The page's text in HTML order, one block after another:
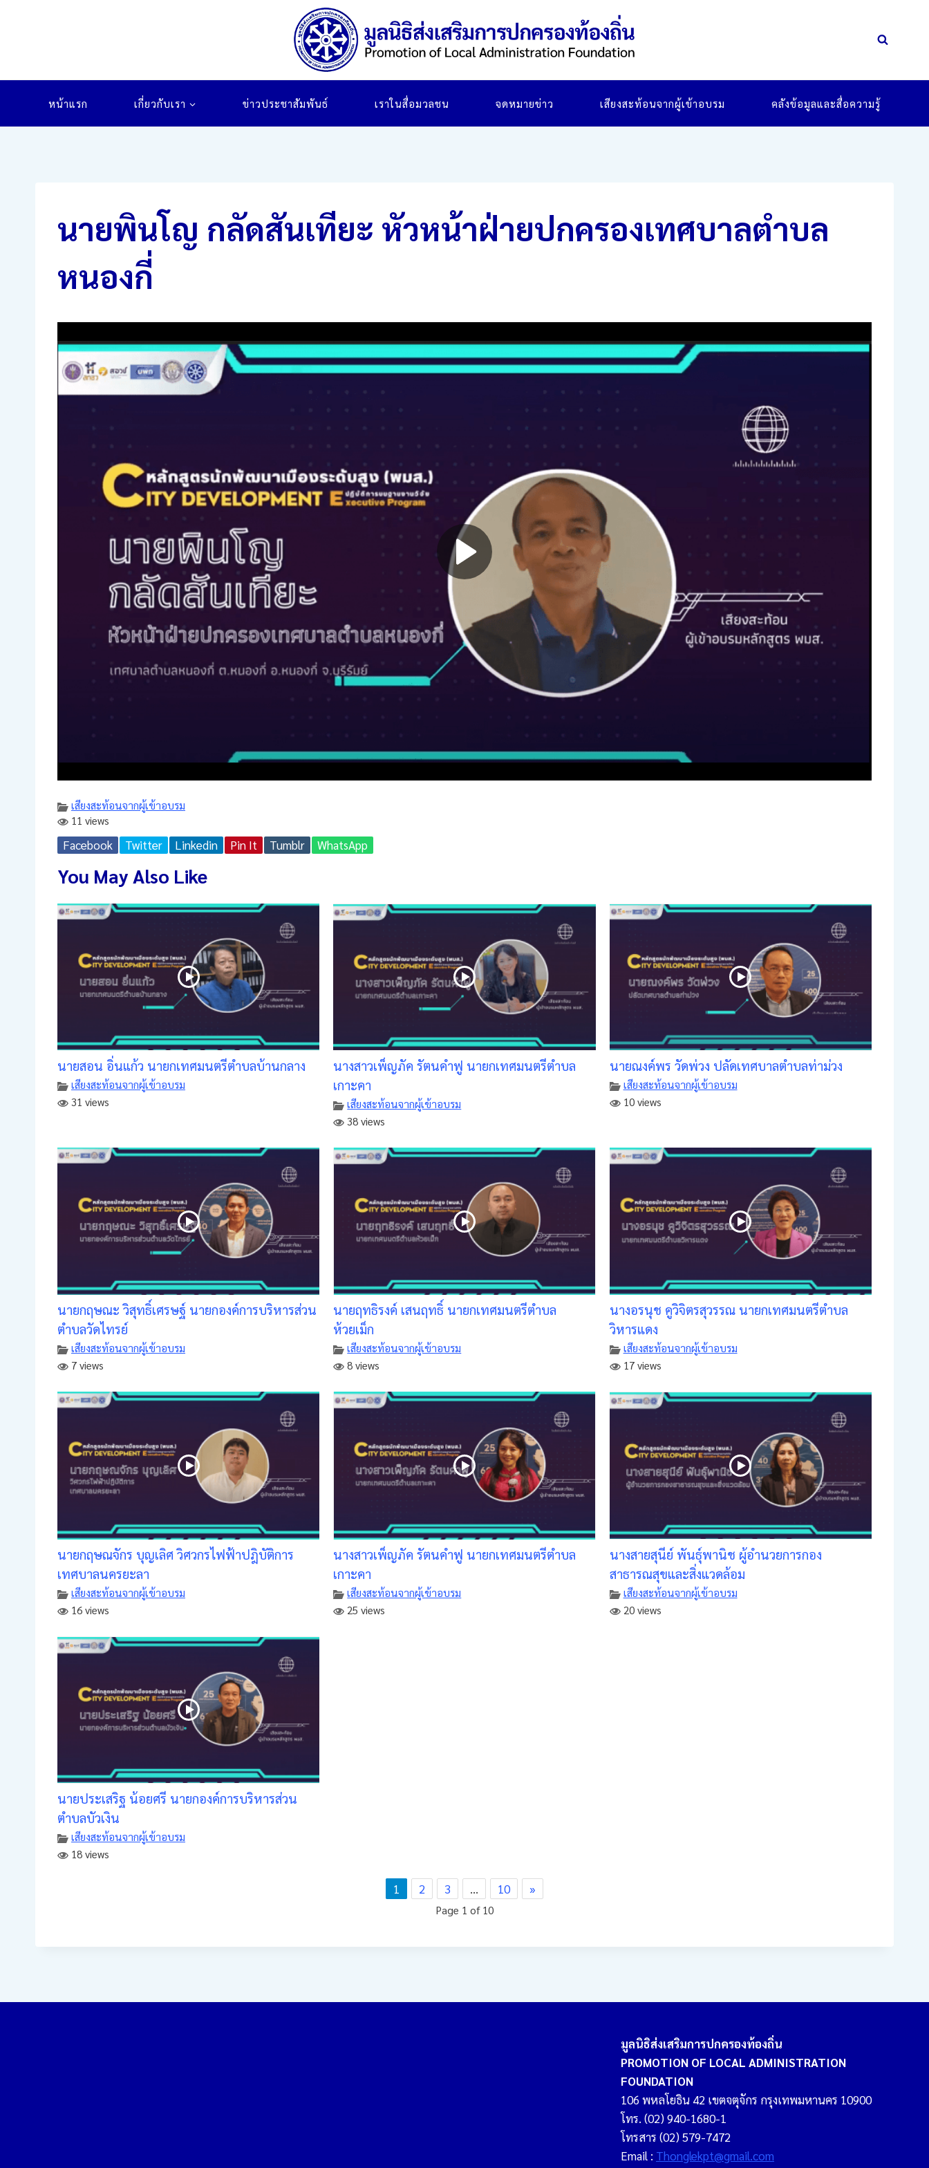
หน้าแรก เกี่ยวกับเรา ข่าวประชาสัมพันธ์ เราในสื่อมวลชน จดหมายข่าว เสียงสะท้อนจากผู้เข้าอบรม คลังข้อมูลและสื่อความรู้
นายพินโญ กลัดสันเทียะ หัวหน้าฝ่ายปกครองเทศบาลตำบล
หนองกี่
เสียงสะท้อนจากผู้เข้าอบรม
11 views
Facebook Twitter Linkedin Pin It Tumblr WhatsApp
You May Also Like
นายสอน อิ่นแก้ว นายกเทศมนตรีตำบลบ้านกลาง
เสียงสะท้อนจากผู้เข้าอบรม
31 views
นางสาวเพ็ญภัค รัตนคำฟู นายกเทศมนตรีตำบล
เกาะคา
เสียงสะท้อนจากผู้เข้าอบรม
38 views
นายณงค์พร วัดพ่วง ปลัดเทศบาลตำบลท่าม่วง
เสียงสะท้อนจากผู้เข้าอบรม
10 views
นายกฤษณะ วิสุทธิ์เศรษฐ์ นายกองค์การบริหารส่วน
ตำบลวัดไทรย์
เสียงสะท้อนจากผู้เข้าอบรม
7 views
นายฤทธิรงค์ เสนฤทธิ์ นายกเทศมนตรีตำบล
ห้วยเม็ก
เสียงสะท้อนจากผู้เข้าอบรม
8 views
นางอรนุช คูวิจิตรสุวรรณ นายกเทศมนตรีตำบล
วิหารแดง
เสียงสะท้อนจากผู้เข้าอบรม
17 views
นายกฤษณจักร บุญเลิศ วิศวกรไฟฟ้าปฎิบัติการ
เทศบาลนครยะลา
เสียงสะท้อนจากผู้เข้าอบรม
16 views
นางสาวเพ็ญภัค รัตนคำฟู นายกเทศมนตรีตำบล
เกาะคา
เสียงสะท้อนจากผู้เข้าอบรม
25 views
นางสายสุนีย์ พันธุ์พานิช ผู้อำนวยการกอง
สาธารณสุขและสิ่งแวดล้อม
เสียงสะท้อนจากผู้เข้าอบรม
20 views
นายประเสริฐ น้อยศรี นายกองค์การบริหารส่วน
ตำบลบัวเงิน
เสียงสะท้อนจากผู้เข้าอบรม
18 views
1 2 3 … 10 »
Page 1 of 10
มูลนิธิส่งเสริมการปกครองท้องถิ่น
PROMOTION OF LOCAL ADMINISTRATION
FOUNDATION
106 พหลโยธิน 42 เขตจตุจักร กรุงเทพมหานคร 10900
โทร. (02) 940-1680-1
โทรสาร (02) 579-7472
Email : Thonglekpt@gmail.com